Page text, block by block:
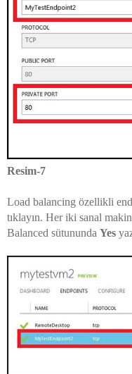
Resim-7
Load balancing özellikli
tıklayın. Her iki sanal
Balanced sütununda Yes